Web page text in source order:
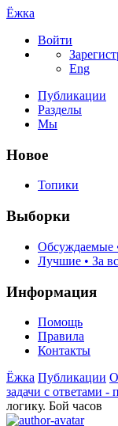
Ёжка
Войти
Eng
Публикации
Разделы
Мы
Новое
Топики
Выборки
Обсуждаемые
Лучшие • За
Информация
Помощь
Правила
Контакты
Ёжка Публикации
задачи с ответами -
логику. Бой часов